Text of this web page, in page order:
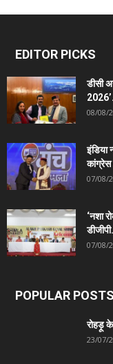
EDITOR PICKS
डीसी
08/08/
इंडिया
कांग्रेस
07/08/
‘नशा
07/08/
POPULAR POSTS
रोहड़ू
23/07/